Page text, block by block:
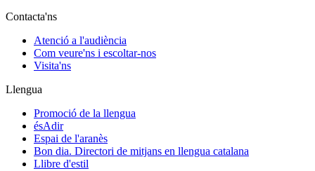
Contacta'ns
Atenció a l'audiència
Com veure'ns i escoltar-nos
Visita'ns
Llengua
Promoció de la llengua
ésAdir
Espai de l'aranès
Bon dia. Directori de mitjans en llengua catalana
Llibre d'estil